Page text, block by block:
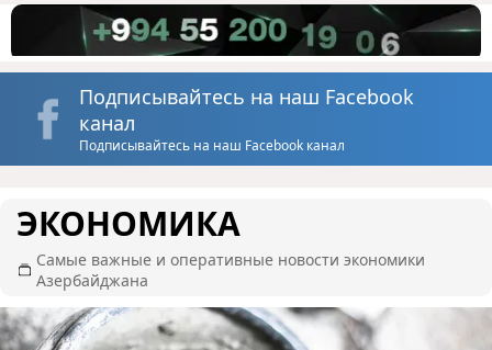
Подписывайтесь на наш Facebook
канал
Подписывайтесь на наш Facebook канал
ЭКОНОМИКА
Самые важные и оперативные новости экономики
Азербайджана